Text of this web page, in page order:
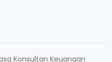
Konsultan Keuangan